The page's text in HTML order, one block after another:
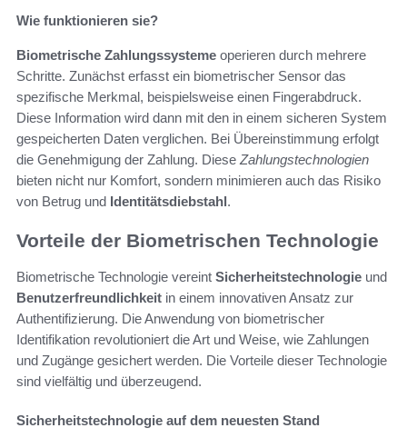
Wie funktionieren sie?
Biometrische Zahlungssysteme operieren durch mehrere
Schritte. Zunächst erfasst ein biometrischer Sensor das
spezifische Merkmal, beispielsweise einen Fingerabdruck.
Diese Information wird dann mit den in einem sicheren System
gespeicherten Daten verglichen. Bei Übereinstimmung erfolgt
die Genehmigung der Zahlung. Diese Zahlungstechnologien
bieten nicht nur Komfort, sondern minimieren auch das Risiko
von Betrug und Identitätsdiebstahl.
Vorteile der Biometrischen Technologie
Biometrische Technologie vereint Sicherheitstechnologie und
Benutzerfreundlichkeit in einem innovativen Ansatz zur
Authentifizierung. Die Anwendung von biometrischer
Identifikation revolutioniert die Art und Weise, wie Zahlungen
und Zugänge gesichert werden. Die Vorteile dieser Technologie
sind vielfältig und überzeugend.
Sicherheitstechnologie auf dem neuesten Stand